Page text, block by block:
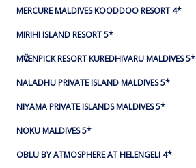
MERCURE MALDIVES KOODDOO RESORT 4*
MIRIHI ISLAND RESORT 5*
MӦVENPICK RESORT KUREDHIVARU MALDIVES 5*
NALADHU PRIVATE ISLAND MALDIVES 5*
NIYAMA PRIVATE ISLANDS MALDIVES 5*
NOKU MALDIVES 5*
OBLU BY ATMOSPHERE AT HELENGELI 4*